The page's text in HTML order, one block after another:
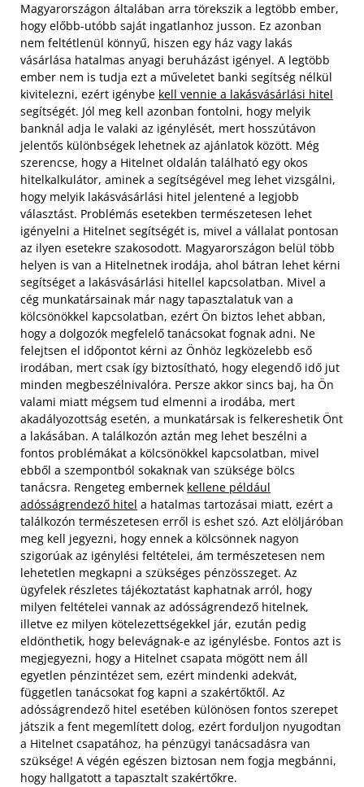
Magyarországon általában arra törekszik a legtöbb ember,
hogy előbb-utóbb saját ingatlanhoz jusson. Ez azonban
nem feltétlenül könnyű, hiszen egy ház vagy lakás
vásárlása hatalmas anyagi beruházást igényel. A legtöbb
ember nem is tudja ezt a műveletet banki segítség nélkül
kivitelezni, ezért igénybe kell vennie a lakásvásárlási hitel
segítségét. Jól meg kell azonban fontolni, hogy melyik
banknál adja le valaki az igénylését, mert hosszútávon
jelentős különbségek lehetnek az ajánlatok között. Még
szerencse, hogy a Hitelnet oldalán található egy okos
hitelkalkulátor, aminek a segítségével meg lehet vizsgálni,
hogy melyik lakásvásárlási hitel jelentené a legjobb
választást. Problémás esetekben természetesen lehet
igényelni a Hitelnet segítségét is, mivel a vállalat pontosan
az ilyen esetekre szakosodott. Magyarországon belül több
helyen is van a Hitelnetnek irodája, ahol bátran lehet kérni
segítséget a lakásvásárlási hitellel kapcsolatban. Mivel a
cég munkatársainak már nagy tapasztalatuk van a
kölcsönökkel kapcsolatban, ezért Ön biztos lehet abban,
hogy a dolgozók megfelelő tanácsokat fognak adni. Ne
felejtsen el időpontot kérni az Önhöz legközelebb eső
irodában, mert csak így biztosítható, hogy elegendő idő jut
minden megbeszélnivalóra. Persze akkor sincs baj, ha Ön
valami miatt mégsem tud elmenni a irodába, mert
akadályozottság esetén, a munkatársak is felkereshetik Önt
a lakásában. A találkozón aztán meg lehet beszélni a
fontos problémákat a kölcsönökkel kapcsolatban, mivel
ebből a szempontból sokaknak van szüksége bölcs
tanácsra. Rengeteg embernek kellene például
adósságrendező hitel a hatalmas tartozásai miatt, ezért a
találkozón természetesen erről is eshet szó. Azt elöljáróban
meg kell jegyezni, hogy ennek a kölcsönnek nagyon
szigorúak az igénylési feltételei, ám természetesen nem
lehetetlen megkapni a szükséges pénzösszeget. Az
ügyfelek részletes tájékoztatást kaphatnak arról, hogy
milyen feltételei vannak az adósságrendező hitelnek,
illetve ez milyen kötelezettségekkel jár, ezután pedig
eldönthetik, hogy belevágnak-e az igénylésbe. Fontos azt is
megjegyezni, hogy a Hitelnet csapata mögött nem áll
egyetlen pénzintézet sem, ezért mindenki adekvát,
független tanácsokat fog kapni a szakértőktől. Az
adósságrendező hitel esetében különösen fontos szerepet
játszik a fent megemlített dolog, ezért forduljon nyugodtan
a Hitelnet csapatához, ha pénzügyi tanácsadásra van
szüksége! A végén egészen biztosan nem fogja megbánni,
hogy hallgatott a tapasztalt szakértőkre.